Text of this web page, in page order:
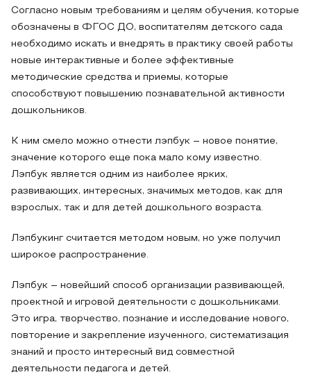
Согласно новым требованиям и целям обучения, которые
обозначены в ФГОС ДО, воспитателям детского сада
необходимо искать и внедрять в практику своей работы
новые интерактивные и более эффективные
методические средства и приемы, которые
способствуют повышению познавательной активности
дошкольников.
К ним смело можно отнести лэпбук – новое понятие,
значение которого еще пока мало кому известно.
Лэпбук является одним из наиболее ярких,
развивающих, интересных, значимых методов, как для
взрослых, так и для детей дошкольного возраста.
Лэпбукинг считается методом новым, но уже получил
широкое распространение.
Лэпбук – новейший способ организации развивающей,
проектной и игровой деятельности с дошкольниками.
Это игра, творчество, познание и исследование нового,
повторение и закрепление изученного, систематизация
знаний и просто интересный вид совместной
деятельности педагога и детей.